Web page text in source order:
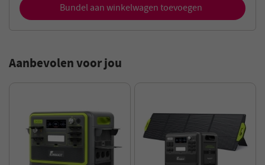
Bundel aan winkelwagen toevoegen
Aanbevolen voor jou